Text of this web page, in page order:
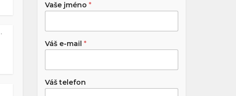
•
Vaše jméno *
Váš e-mail *
Váš telefon